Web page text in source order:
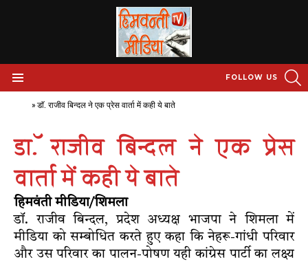
FOLLOW US
» डाॅ. राजीव बिन्दल ने एक प्रेस वार्ता में कही ये बाते
डाॅ. राजीव बिन्दल ने एक प्रेस
वार्ता में कही ये बाते
हिमवंती मीडिया/शिमला
डाॅ. राजीव बिन्दल, प्रदेश अध्यक्ष भाजपा ने शिमला में
मीडिया को सम्बोधित करते हुए कहा कि नेहरू-गांधी परिवार
और उस परिवार का पालन-पोषण यही कांग्रेस पार्टी का लक्ष्य